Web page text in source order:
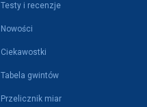
Testy i recenzje
Nowości
Ciekawostki
Tabela gwintów
Przelicznik miar